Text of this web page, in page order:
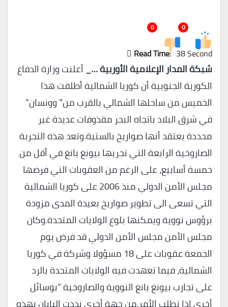
0
0
Read Time: 38 Second
شبكة المدار الإعلامية الأوربية …_أعلنت وزارة الدفاع
الكورية الجنوبية أن كوريا الشمالية أطلقت هذا
الخميس من ساحلها الشمالي بالقرب من” وونسان”
في شرق البلاد باتجاه البحر مقذوفات عديدة غير
محددة يعتقد أنها صواريخ بالستية.وتعد هذه التجربة
الصاروخية الرابعة التي تجريها بيونغ يانغ في أقل من
خمسة أسابيع، على الرغم من العقوبات التي فرضها
مجلس الأمن الدولي منذ 2006 على كوريا الشمالية
التي تسعى الى تطوير صواريخ بعيدة المدى مزودة
برؤوس نووية ويمكنها بلوغ الولايات المتحدة.وكان
مجلس الأمن مجلس الأمن الدولي قد فرض يوم
الجمعة عقوبات على 18 مسؤولا وشركة في كوريا
الشمالية، فيما تعهدت فيه الولايات المتحدة بالرد
على تجارب بيونغ يانغ النووية والصاروخية “بوسائل
أخرى إذا تطلب الأمر.من جهة أخرى نددت اليابان بهذه